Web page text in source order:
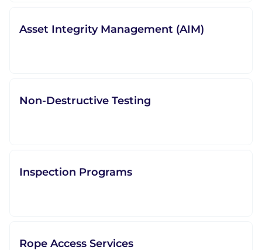
Asset Integrity Management (AIM)
Non-Destructive Testing
Inspection Programs
Rope Access Services